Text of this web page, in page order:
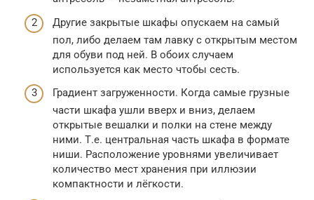
Другие закрытые шкафы опускаем на самый
пол, либо делаем там лавку с открытым местом
для обуви под ней. В обоих случаем
используется как место чтобы сесть.
Градиент загруженности. Когда самые грузные
части шкафа ушли вверх и вниз, делаем
открытые вешалки и полки на стене между
ними. Т.е. центральная часть шкафа в формате
ниши. Расположение уровнями увеличивает
количество мест хранения при иллюзии
компактности и лёгкости.